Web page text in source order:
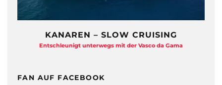
KANAREN – SLOW CRUISING
Entschleunigt unterwegs mit der Vasco da Gama
FAN AUF FACEBOOK